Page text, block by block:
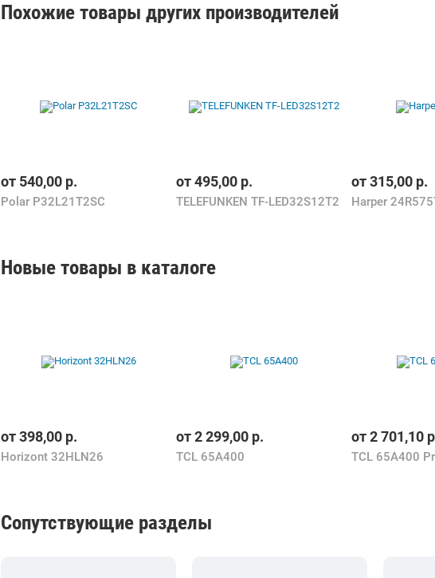
Похожие товары других производителей
от 540,00 р.
Polar P32L21T2SC
от495,00 р.
TELEFUNKEN TF-LED32S12T2
от315,00 р.
Harper
Новые товары в каталоге
от398,00 р.
Horizont 32HLN26
от2 299,00 р.
TCL 65A400
от2 701,10
TCL 65A400
Сопутствующие разделы